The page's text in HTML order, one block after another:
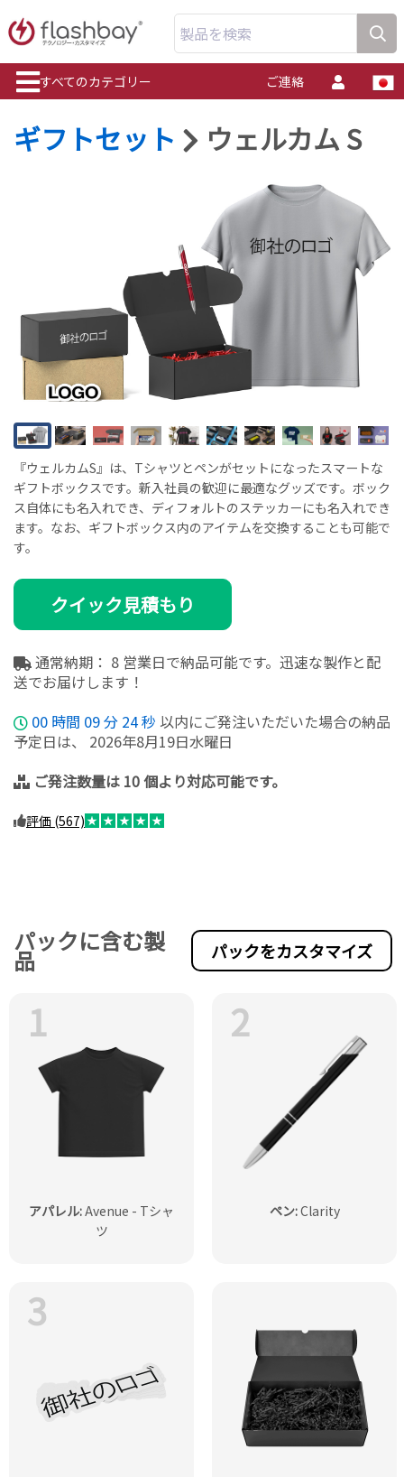
製品を検索
すべてのカテゴリー ご連絡
ギフトセット ウェルカム S
『ウェルカムS』は、Tシャツとペンがセットになったスマートな
ギフトボックスです。新入社員の歓迎に最適なグッズです。ボック
ス自体にも名入れでき、ディフォルトのステッカーにも名入れでき
ます。なお、ギフトボックス内のアイテムを交換することも可能で
す。
クイック見積もり
通常納期： 8 営業日で納品可能です。迅速な製作と配
送でお届けします！
00 時間 09分 24秒 以内にご発注いただいた場合の納品
予定日は、 2026年8月19日水曜日
ご発注数量は 10 個より対応可能です。
評価 (567)
パックに含む製
品 パックをカスタマイズ
1
アパレル:Avenue - Tシャ
ツ
2
ペン:Clarity
3